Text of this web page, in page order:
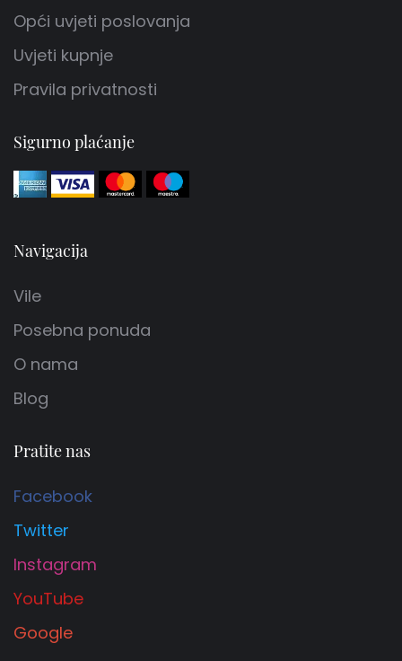
Opći uvjeti poslovanja
Uvjeti kupnje
Pravila privatnosti
Sigurno plaćanje
Navigacija
Vile
Posebna ponuda
O nama
Blog
Pratite nas
Facebook
Twitter
Instagram
YouTube
Google